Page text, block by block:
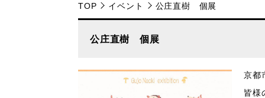
TOP イベント 公庄直樹 個展
公庄直樹 個展
京都
皆様